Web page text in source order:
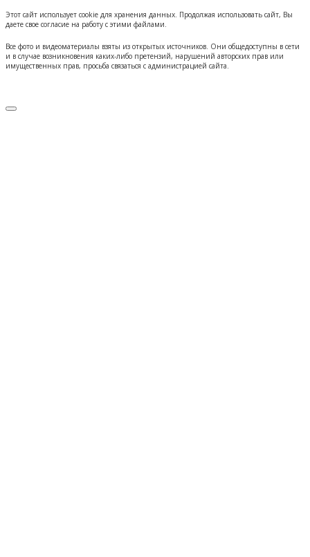
Этот сайт использует cookie для хранения данных. Продолжая использовать сайт, Вы
даете свое согласие на работу с этими файлами.
Все фото и видеоматериалы взяты из открытых источников. Они общедоступны в сети
и в случае возникновения каких-либо претензий, нарушений авторских прав или
имущественных прав, просьба связаться с администрацией сайта.